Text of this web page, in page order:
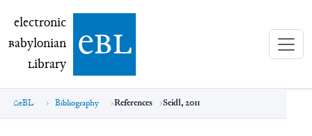
electronic Babylonian Library (eBL)
electronic
Babylonian
Library ebl
eBL Bibliography References Seidl, 2011